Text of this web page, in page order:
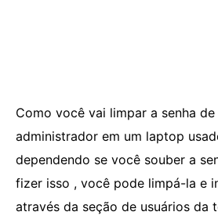
Como você vai limpar a senha
administrador em um laptop
dependendo se você souber a
fizer isso , você pode limpá-la e
através da seção de usuários da